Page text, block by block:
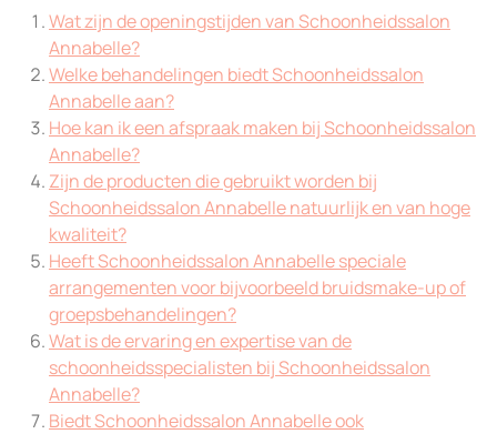
Wat zijn de openingstijden van Schoonheidssalon
Annabelle?
Welke behandelingen biedt Schoonheidssalon
Annabelle aan?
Hoe kan ik een afspraak maken bij Schoonheidssalon
Annabelle?
Zijn de producten die gebruikt worden bij
Schoonheidssalon Annabelle natuurlijk en van hoge
kwaliteit?
Heeft Schoonheidssalon Annabelle speciale
arrangementen voor bijvoorbeeld bruidsmake-up of
groepsbehandelingen?
Wat is de ervaring en expertise van de
schoonheidsspecialisten bij Schoonheidssalon
Annabelle?
Biedt Schoonheidssalon Annabelle ook